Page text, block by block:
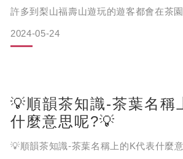
順韻告訴您，其實一年中各農會、茶業
達數10個，一年又分為春、冬茶在進行
許多到梨山福壽山遊玩的遊客都會在茶
呢❓
給茶樹吹的，不過茶樹並不是怕熱🥵️反
會看到茶園旁有這些大型風扇，代表這
2024-05-24
💡順韻茶知識-茶葉名稱
什麼意思呢?💡
💡順韻茶知識-茶葉名稱上的K代表什麼